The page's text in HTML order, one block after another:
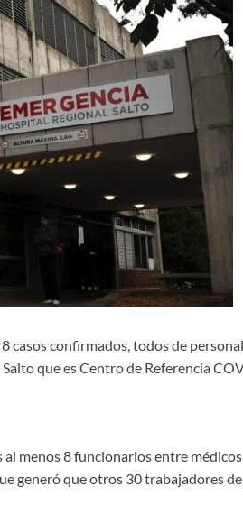
confirmados, todos de
que es Centro de Referencia
menos 8 funcionarios entre
generó que otros 30 trabajadores